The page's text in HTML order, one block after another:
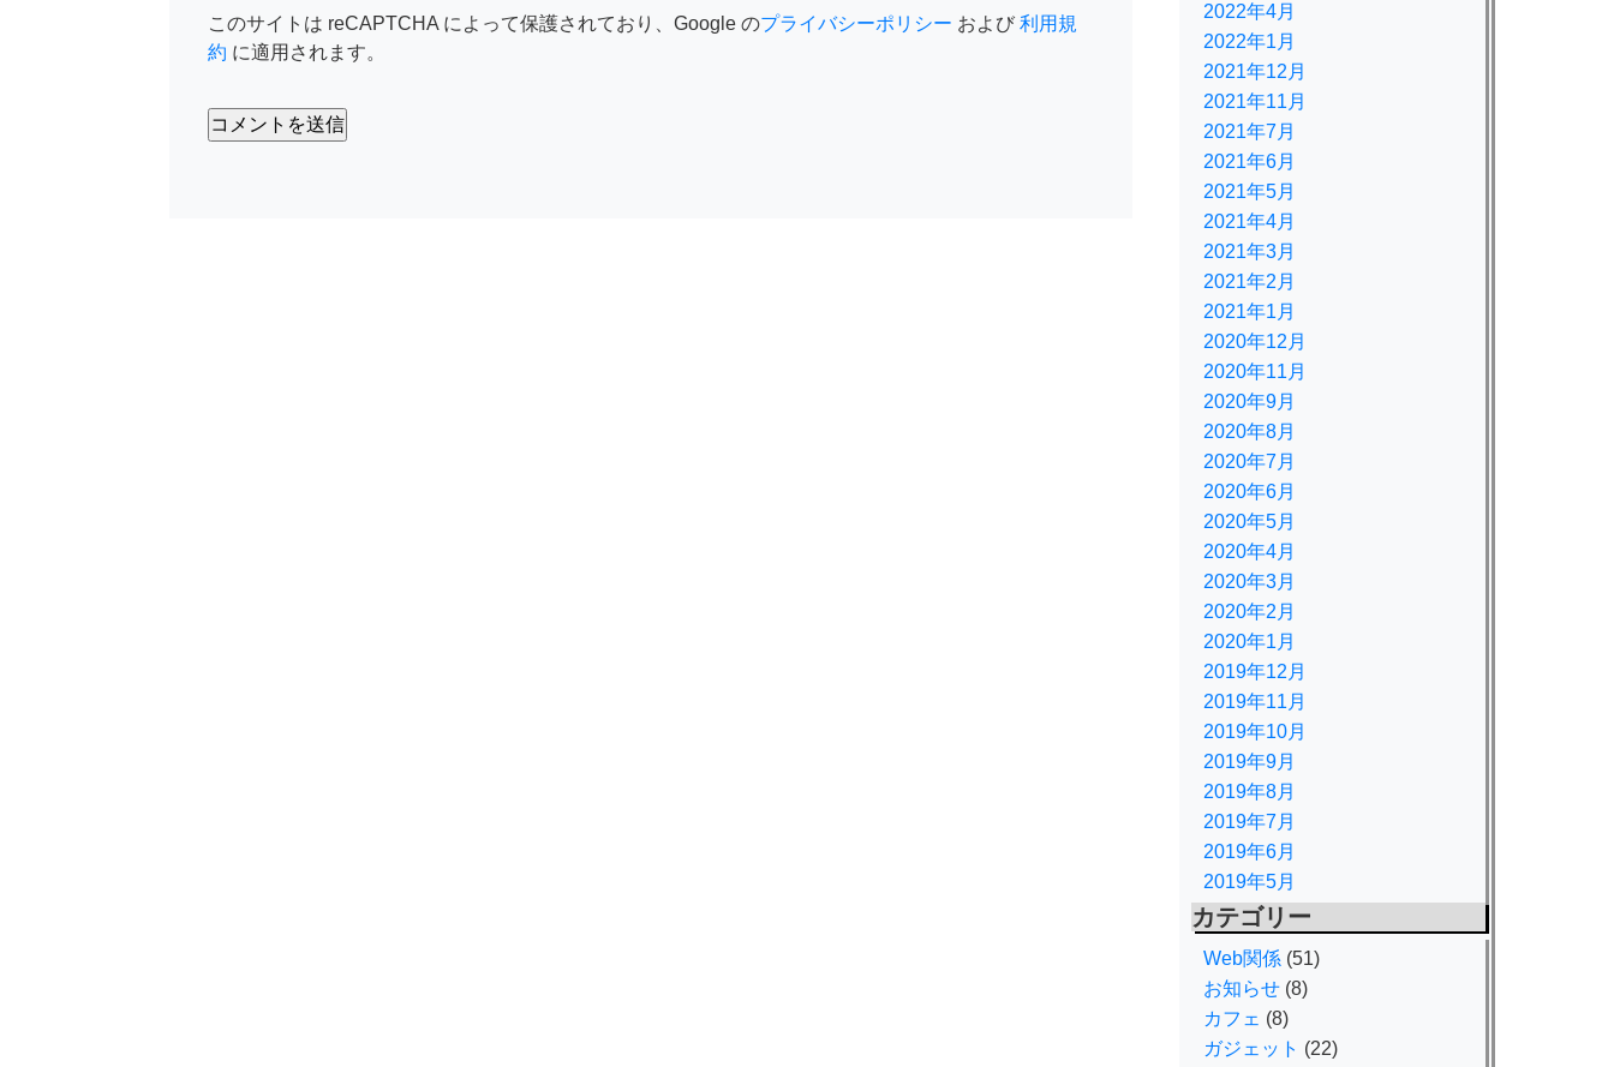
このサイトは reCAPTCHA によって保護されており、Google のプライバシーポリシー および 利用規
約 に適用されます。
2022年4月
2022年1月
2021年12月
2021年11月
2021年7月
2021年6月
2021年5月
2021年4月
2021年3月
2021年2月
2021年1月
2020年12月
2020年11月
2020年9月
2020年8月
2020年7月
2020年6月
2020年5月
2020年4月
2020年3月
2020年2月
2020年1月
2019年12月
2019年11月
2019年10月
2019年9月
2019年8月
2019年7月
2019年6月
2019年5月
カテゴリー
Web関係 (51)
お知らせ (8)
カフェ (8)
ガジェット (22)